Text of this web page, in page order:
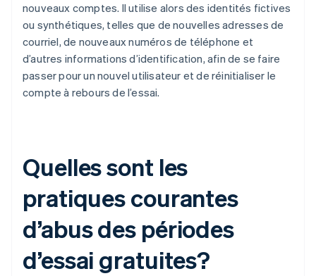
nouveaux comptes. Il utilise alors des identités fictives
ou synthétiques, telles que de nouvelles adresses de
courriel, de nouveaux numéros de téléphone et
d’autres informations d’identification, afin de se faire
passer pour un nouvel utilisateur et de réinitialiser le
compte à rebours de l’essai.
Quelles sont les
pratiques courantes
d’abus des périodes
d’essai gratuites?